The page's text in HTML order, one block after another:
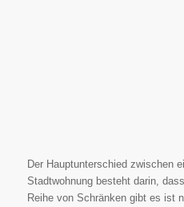
Der Hauptunterschied zwischen
Stadtwohnung besteht darin,
Reihe von Schränken gibt es ist